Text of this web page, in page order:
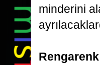
minderini